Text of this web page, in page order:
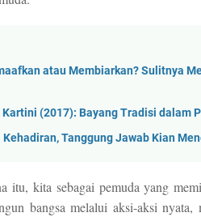
atau Membiarkan? Sulitnya
Kartini (2017): Bayang Tradisi dalam
Kehadiran, Tanggung Jawab Kian
sebagai pemuda yang memiliki
bangsa melalui aksi-aksi